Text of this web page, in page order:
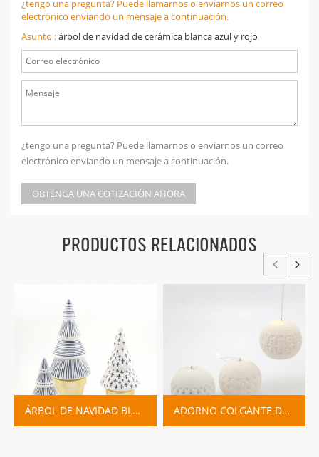
¿tengo una pregunta? Puede llamarnos o enviarnos un correo
electrónico enviando un mensaje a continuación.
Asunto :árbol de navidad de cerámica blanca azul y rojo
¿tengo una pregunta? Puede llamarnos o enviarnos un correo
electrónico enviando un mensaje a continuación.
OBTENGA UNA COTIZACIÓN AHORA
PRODUCTOS RELACIONADOS
ÁRBOL DE NAVIDAD BLANCO CON LÍNEAS AZULES Y BASE DE ORO ADORNO COLGANTE DE NAVIDAD DE CERÁMICA LLEVÓ LA LUZ